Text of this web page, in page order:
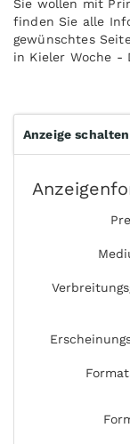
Sie wollen mit
finden Sie alle
gewünschtes
in Kieler Woche -
Anzeige schalten